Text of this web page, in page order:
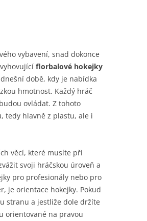
vybavení, snad dokonce
florbalové hokejky
době, kdy je nabídka
hmotnost. Každý hráč
ovládat. Z tohoto
tedy hlavně z plastu, ale i
věcí, které musíte při
svoji hráčskou úroveň a
pro profesionály nebo pro
je orientace hokejky. Pokud
stranu a jestliže dole držíte
orientované na pravou